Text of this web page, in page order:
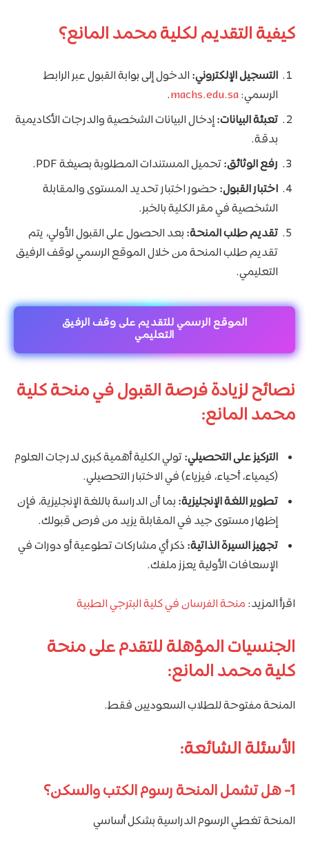
كيفية التقديم لكلية محمد المانع؟
التسجيل الإلكتروني: الدخول إلى بوابة القبول عبر الرابط
الرسمي:machs.edu.sa
.
تعبئة البيانات:إدخال البيانات الشخصية والدرجات الأكاديمية
بدقة.
رفع الوثائق:تحميل المستندات المطلوبة بصيغة PDF.
اختبار القبول: حضور اختبار تحديد المستوى والمقابلة
الشخصية في مقر الكلية بالخبر.
تقديم طلب المنحة: بعد الحصول على القبول الأولي، يتم
تقديم طلب المنحة من خلال الموقع الرسمي لوقف الرفيق
التعليمي.
الموقع الرسمي للتقديم على وقف الرفيق
التعليمي
نصائح لزيادة فرصة القبول في منحة كلية
محمد المانع:
التركيز على التحصيلي:تولي الكلية أهمية كبرى لدرجات العلوم
(كيمياء، أحياء، فيزياء) في الاختبار التحصيلي.
تطوير اللغة الإنجليزية: بما أن الدراسة باللغة الإنجليزية، فإن
إظهار مستوى جيد في المقابلة يزيد من فرص قبولك.
تجهيز السيرة الذاتية: ذكر أي مشاركات تطوعية أو دورات في
الإسعافات الأولية يعزز ملفك.
اقرأ المزيد: منحة الفرسان في كلية البترجي الطبية
الجنسيات المؤهلة للتقدم على منحة
كلية محمد المانع:
المنحة مفتوحة للطلاب السعوديين فقط.
الأسئلة الشائعة:
1- هل تشمل المنحة رسوم الكتب والسكن؟
المنحة تغطي الرسوم الدراسية بشكل أساسي